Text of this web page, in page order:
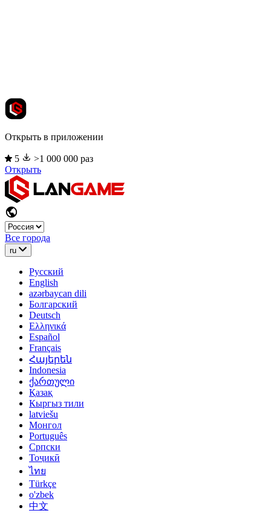
Открыть в приложении
5
>1 000 000 раз
Открыть
Все города
ru
Русский
English
azərbaycan dili
Болгарский
Deutsch
Ελληνικά
Español
Français
Հայերեն
Indonesia
ქართული
Қазақ
Кыргыз тили
latviešu
Монгол
Português
Српски
Тоҷикӣ
ไทย
Türkçe
o'zbek
中文